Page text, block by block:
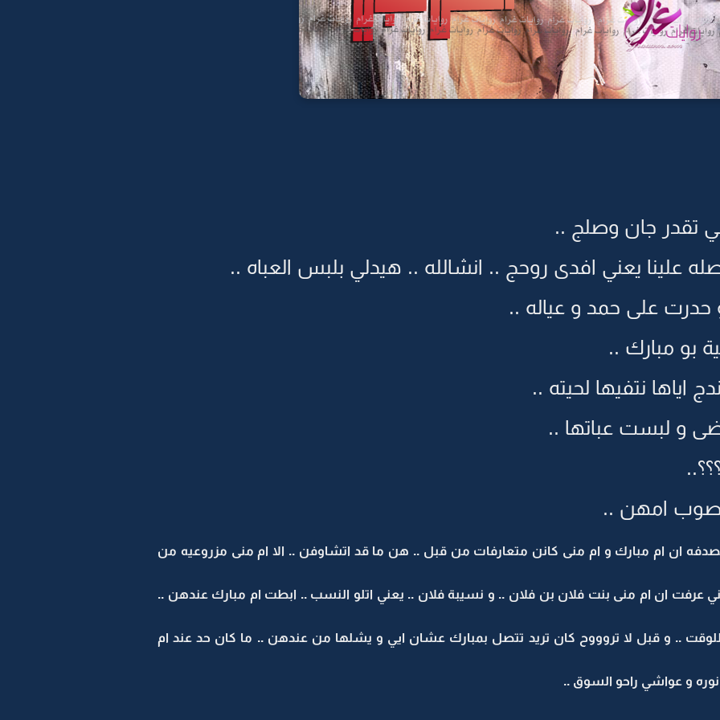
هي تقدر جان وصلج ..
علينا يعني افدى روحج .. انشالله .. هيدلي بلبس العباه ..
على حمد و عياله ..
بو مبارك ..
نتفيها لحيته ..
و لبست عباتها ..
صوب امهن ..
ان ام مبارك و ام منى كانن متعارفات من قبل .. هن ما قد اتشاوفن .. الا ام منى مزروعيه من
عرفت ان ام منى بنت فلان بن فلان .. و نسيبة فلان .. يعني اتلو النسب .. ابطت ام مبارك عندهن ..
للوقت .. و قبل لا تروووح كان تريد تتصل بمبارك عشان ايي و يشلها من عندهن .. ما كان حد عند ام
و عواشي راحو السوق ..